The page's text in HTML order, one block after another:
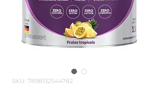
SKU: 7898132544782